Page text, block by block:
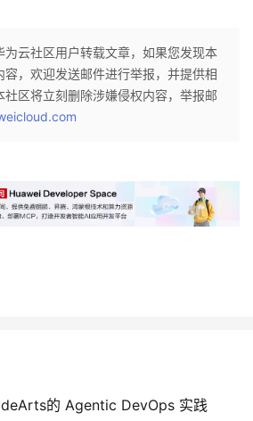
为云社区用户转载文章，如果您发现本
，欢迎发送邮件进行举报，并提供相
社区将立刻删除涉嫌侵权内容，举报邮
的 Agentic DevOps 实践